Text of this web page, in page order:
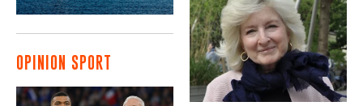
OPINION SPORT